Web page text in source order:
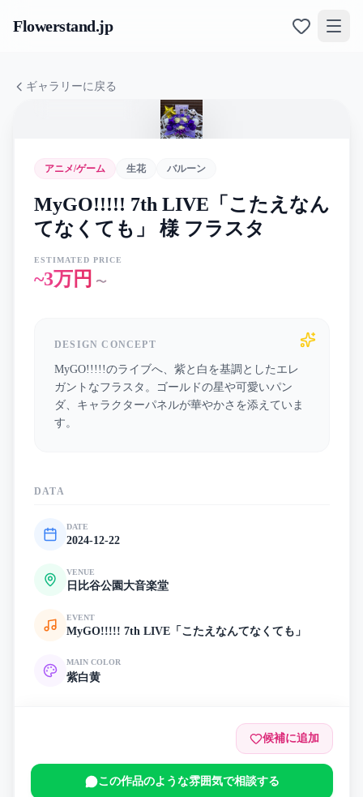
Flowerstand.jp
ギャラリーに戻る
アニメ/ゲーム 生花 バルーン
MyGO!!!!! 7th LIVE「こたえなん
てなくても」 様 フラスタ
ESTIMATED PRICE
~3万円 〜
DESIGN CONCEPT
MyGO!!!!!のライブへ、紫と白を基調としたエレ
ガントなフラスタ。ゴールドの星や可愛いパン
ダ、キャラクターパネルが華やかさを添えていま
す。
DATA
DATE
2024-12-22
VENUE
日比谷公園大音楽堂
EVENT
MyGO!!!!! 7th LIVE「こたえなんてなくても」
MAIN COLOR
紫白黄
候補に追加
この作品のような雰囲気で相談する